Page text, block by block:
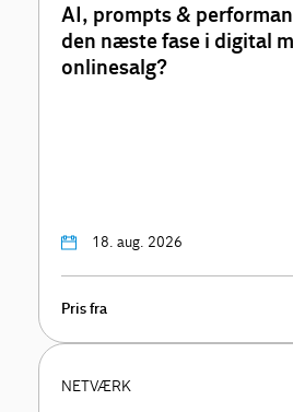
AI, prompts &
den næste fase i digital
onlinesalg?
18. aug. 2026
Pris fra
NETVÆRK